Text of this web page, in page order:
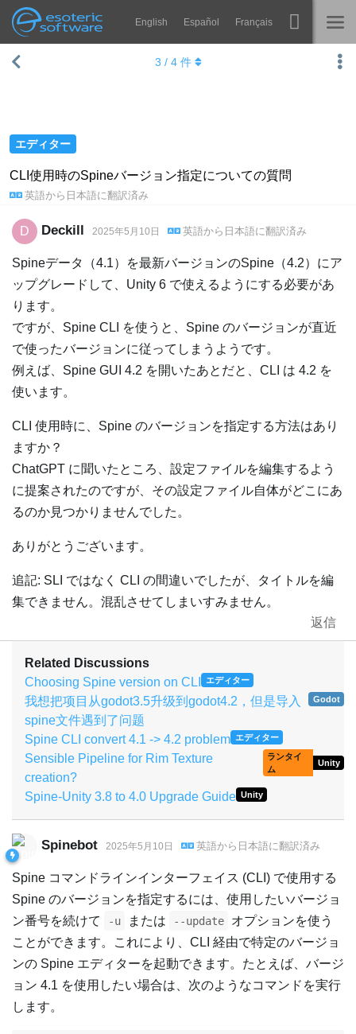
Esoteric Software
Navigation English Español Français
ホーム Spine
よくある質問
今すぐ試してみる
購入
エディター
CLI使用時のSpineバージョン指定についての質問
英語から 日本語に翻訳済み
3 / 4件
D Deckill 2025年5月10日 英語から 日本語に翻訳済み
Spineデータ（4.1）を最新バージョンのSpine（4.2）にア
ップグレードして、Unity 6 で使えるようにする必要があ
ります。
ですが、Spine CLI を使うと、Spine のバージョンが直近
で使ったバージョンに従ってしまうようです。
例えば、Spine GUI 4.2 を開いたあとだと、CLI は 4.2 を
使います。
CLI 使用時に、Spine のバージョンを指定する方法はあり
ますか？
ChatGPT に聞いたところ、設定ファイルを編集するよう
に提案されたのですが、その設定ファイル自体がどこにあ
るのか見つかりませんでした。
ありがとうございます。
追記: SLI ではなく CLI の間違いでしたが、タイトルを編
集できません。混乱させてしまいすみません。
返信
Related Discussions
Choosing Spine version on CLI
エディター
我想把项目从godot3.5升级到godot4.2，但是导入
spine文件遇到了问题
Godot
Spine CLI convert 4.1 -> 4.2 problem エディター
Sensible Pipeline for Rim Texture
creation?
ランタイ
ム
Unity
Spine-Unity 3.8 to 4.0 Upgrade Guide Unity
Spinebot 2025年5月10日 英語から 日本語に翻訳済み
Spine コマンドラインインターフェイス (CLI) で使用する
Spine のバージョンを指定するには、使用したいバージョ
ン番号を続けて
-u または --update
オプションを使う
ことができます。これにより、CLI 経由で特定のバージョ
ンの Spine エディターを起動できます。たとえば、バージ
ョン 4.1 を使用したい場合は、次のようなコマンドを実行
します。